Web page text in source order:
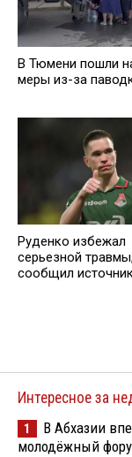
В Тюмени пошли
меры из-за
Руденко избежал
серьезной
сообщил
Интересное за
1
В Абхазии
молодёжный